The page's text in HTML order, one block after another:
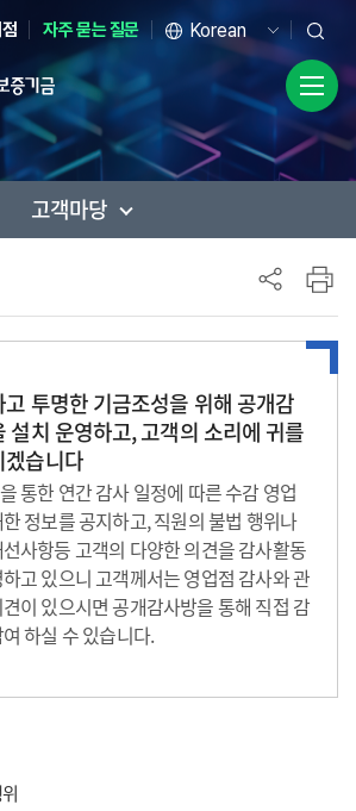
자주 묻는 질문
사이드 메뉴
고객마당
고 투명한 기금조성을 위해 공개감
설치 운영하고, 고객의 소리에 귀를
겠습니다
통한 연간 감사 일정에 따른 수감 영업
정보를 공지하고, 직원의 불법 행위나
사항등 고객의 다양한 의견을 감사활동
고 있으니 고객께서는 영업점 감사와 관
이 있으시면 공개감사방을 통해 직접 감
하실 수 있습니다.